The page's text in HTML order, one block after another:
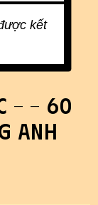
kết
- - 60
Anh